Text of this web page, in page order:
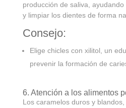
producción de saliva,
y limpiar los dientes de forma
Consejo:
Elige chicles con xilitol, un
prevenir la formación de
6. Atención a los alimentos
Los caramelos duros y